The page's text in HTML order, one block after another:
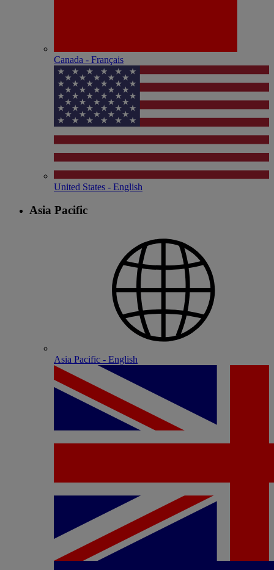
Canada - Français
United States - English
Asia Pacific
Asia Pacific - English